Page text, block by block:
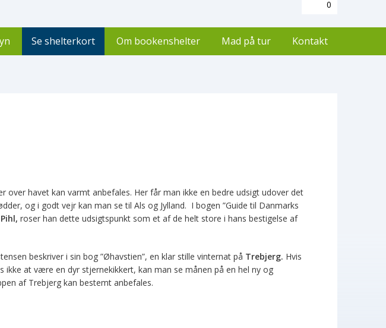
0
Se shelterkort Om bookenshelter Mad på tur Kontakt
over havet kan varmt anbefales. Her får man ikke en bedre udsigt udover det
og i godt vejr kan man se til Als og Jylland. I bogen ”Guide til Danmarks
roser han dette udsigtspunkt som et af de helt store i hans bestigelse af
beskriver i sin bog ”Øhavstien”, en klar stille vinternat på Trebjerg. Hvis
ikke at være en dyr stjernekikkert, kan man se månen på en hel ny og
af Trebjerg kan bestemt anbefales.